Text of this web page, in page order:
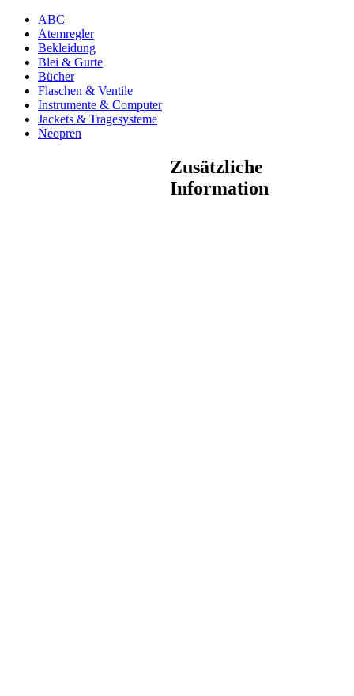
ABC
Atemregler
Bekleidung
Blei & Gurte
Bücher
Flaschen & Ventile
Instrumente & Computer
Jackets & Tragesysteme
Neopren
Zusätzliche
Information